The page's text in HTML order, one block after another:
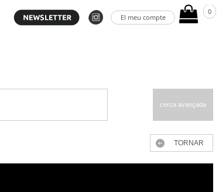
El meu compte
0
cerca avançada
TORNAR